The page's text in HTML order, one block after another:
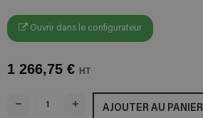
Ouvrir dans le configurateur
1 266,75 € HT
AJOUTER AU PANIER